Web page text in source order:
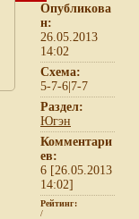
Опубликова
н:
26.05.2013
14:02
Схема:
5-7-6|7-7
Раздел:
Югэн
Комментари
ев:
6 [26.05.2013
14:02]
Рейтинг:
/